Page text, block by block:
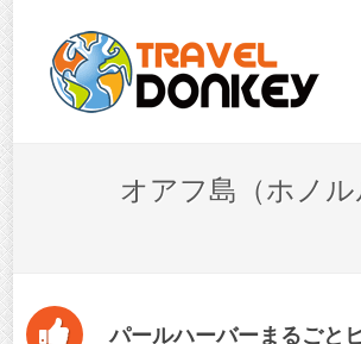
オアフ島（ホノル
パールハーバーまるごと